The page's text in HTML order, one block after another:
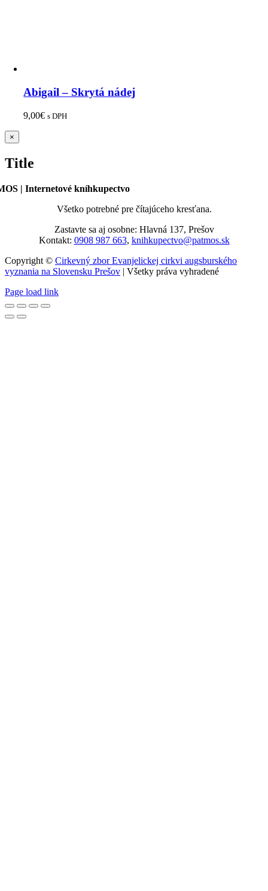
Abigail – Skrytá nádej
9,00€ s DPH
Zatvoriť
rýchle
produktu
×
Title
| Internetové kníhkupectvo
Všetko potrebné pre čítajúceho kresťana.
Zastavte sa aj osobne: Hlavná 137, Prešov
Kontakt: 0908 987 663, knihkupectvo@patmos.sk
Copyright © Cirkevný zbor Evanjelickej cirkvi augsburského
vyznania na Slovensku Prešov | Všetky práva vyhradené
Page load link